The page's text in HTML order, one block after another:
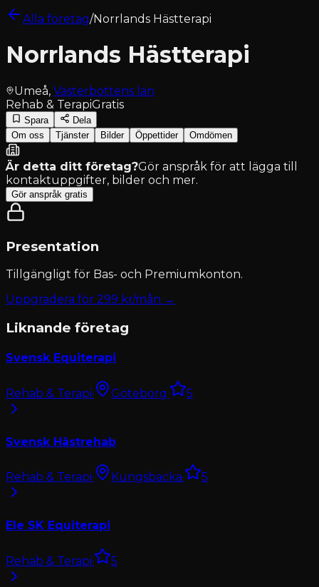
Alla företag/Norrlands Hästterapi
Norrlands Hästterapi
Umeå, Västerbottens län
Rehab & TerapiGratis
Spara
Dela
Om oss
Tjänster Bilder Öppettider Omdömen
Är detta ditt företag?Gör anspråk för att lägga till
kontaktuppgifter, bilder och mer.
Gör anspråk gratis
Presentation
Tillgängligt för Bas- och Premiumkonton.
Uppgradera för 299 kr/mån →
Liknande företag
Svensk Equiterapi
Rehab & Terapi· Göteborg· 5
Svensk Hästrehab
Rehab & Terapi· Kungsbacka· 5
Ele SK Equiterapi
Rehab & Terapi· 5